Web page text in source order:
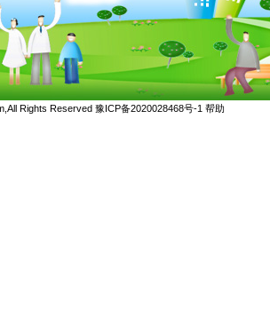
Rights Reserved 豫ICP备2020028468号-1 帮助